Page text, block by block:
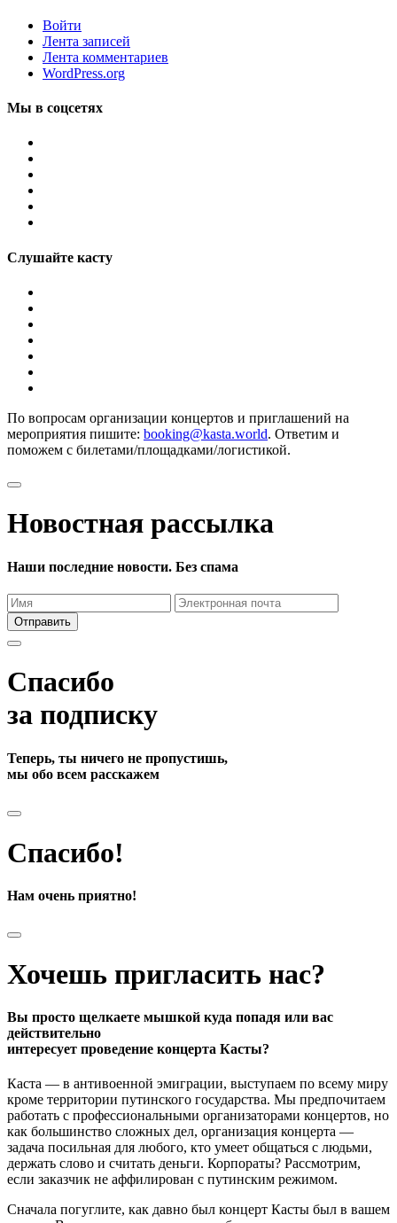
Войти
Лента записей
Лента комментариев
WordPress.org
Мы в соцсетях
Слушайте касту
По вопросам организации концертов и приглашений на
мероприятия пишите: booking@kasta.world. Ответим и
поможем с билетами/площадками/логистикой.
Новостная рассылка
Наши последние новости. Без спама
Отправить
Спасибо
за подписку
Теперь, ты ничего не пропустишь,
мы обо всем расскажем
Спасибо!
Нам очень приятно!
Хочешь пригласить нас?
Вы просто щелкаете мышкой куда попадя или вас
действительно
интересует проведение концерта Касты?
Каста — в антивоенной эмиграции, выступаем по всему миру
кроме территории путинского государства. Мы предпочитаем
работать с профессиональными организаторами концертов, но
как большинство сложных дел, организация концерта —
задача посильная для любого, кто умеет общаться с людьми,
держать слово и считать деньги. Корпораты? Рассмотрим,
если заказчик не аффилирован с путинским режимом.
Сначала погуглите, как давно был концерт Касты был в вашем